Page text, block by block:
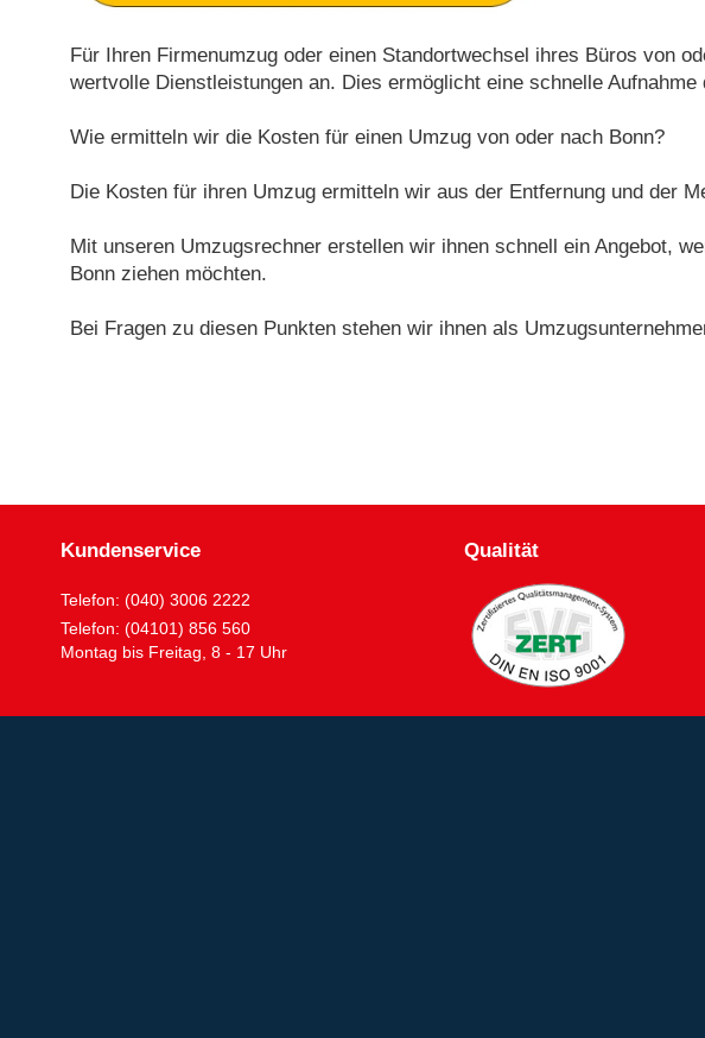
Für Ihren Firmenumzug oder einen Standortwechsel ihres Büros von
wertvolle Dienstleistungen an. Dies ermöglicht eine schnelle Aufnahme
Wie ermitteln wir die Kosten für einen Umzug von oder nach Bonn?
Die Kosten für ihren Umzug ermitteln wir aus der Entfernung und der
Mit unseren Umzugsrechner erstellen wir ihnen schnell ein Angebot,
Bonn ziehen möchten.
Bei Fragen zu diesen Punkten stehen wir ihnen als
Kundenservice
Telefon: (040) 3006 2222
Telefon: (04101) 856 560
Montag bis Freitag, 8 - 17 Uhr
Qualität